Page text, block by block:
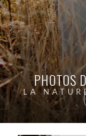
PHOTOS
LA